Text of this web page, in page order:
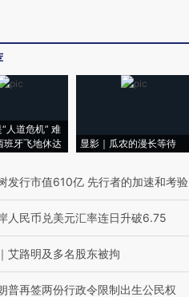
人道危机” 难
班牙飞地休达
显影｜瓜农的漫长等待
发行市值610亿 先行者的加速和考验
人民币兑美元汇率连日升破6.75
｜ 艾路明及多名股东被拘
普再签两份行政令限制出生公民权